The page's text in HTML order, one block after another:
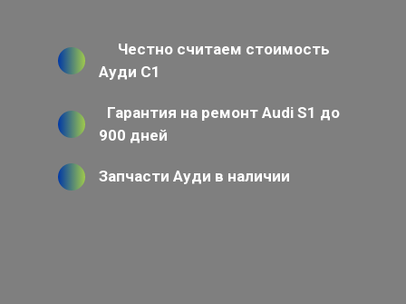
Честно считаем стоимость
Ауди С1
Гарантия на ремонт Audi S1 до
900 дней
Запчасти Ауди в наличии